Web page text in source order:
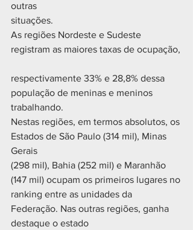
outras
situações.
As regiões Nordeste e Sudeste
registram as maiores taxas de ocupação,
respectivamente 33% e 28,8% dessa
população de meninas e meninos
trabalhando.
Nestas regiões, em termos absolutos, os
Estados de São Paulo (314 mil), Minas
Gerais
(298 mil), Bahia (252 mil) e Maranhão
(147 mil) ocupam os primeiros lugares no
ranking entre as unidades da
Federação. Nas outras regiões, ganha
destaque o estado